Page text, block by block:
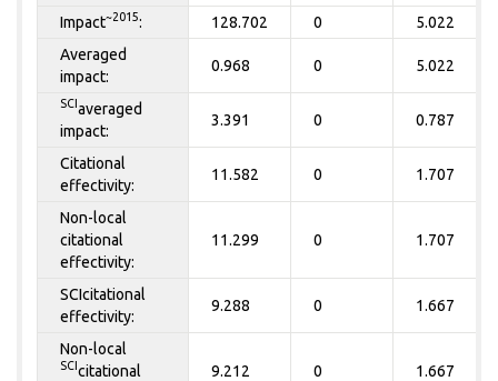
Impact~2015: 128.702 0
5.022
Averaged
impact:
0.968 0 5.022
SCI averaged
impact:
3.391 0 0.787
Citational
effectivity:
11.582 0 1.707
Non-local
citational
effectivity:
11.299 0 1.707
SCIcitational
effectivity:
9.288 0 1.667
Non-local
SCI citational
9.212 0 1.667